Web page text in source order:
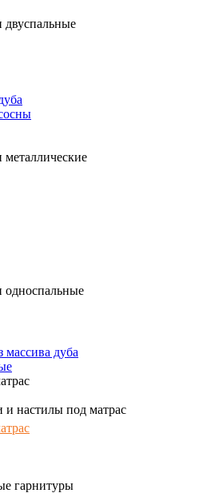
двуспальные
односпальные
дуба
и настилы под матрас
гарнитуры